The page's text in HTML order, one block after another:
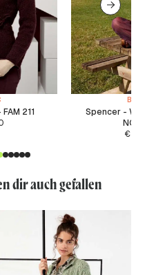
211
Spencer -
€
dir auch gefallen